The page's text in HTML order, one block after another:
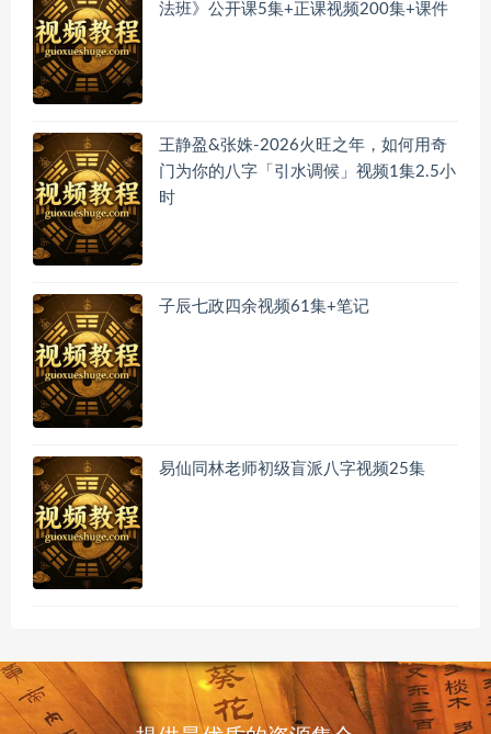
法班》公开课5集+正课视频200集+课件
王静盈&张姝-2026火旺之年，如何用奇
门为你的八字「引水调候」视频1集2.5小
时
子辰七政四余视频61集+笔记
易仙同林老师初级盲派八字视频25集